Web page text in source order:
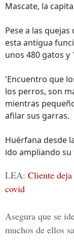
Mascate, la
Pese a las
esta antigua
unos 480 gatos y
'Encuentro que
los perros, son
mientras
afilar sus garras.
Huérfana desde
ido ampliando su
LEA: Cliente
covid
Asegura que se
muchos de ellos